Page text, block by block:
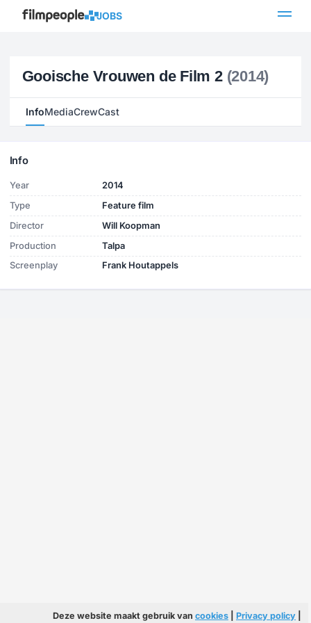
JOBS
Gooische Vrouwen de Film 2 (2014)
InfoMediaCrewCast
Info
Year
2014
Type
Feature film
Director
Will Koopman
Production
Talpa
Screenplay
Frank Houtappels
Deze website maakt gebruik van cookies Privacy policy